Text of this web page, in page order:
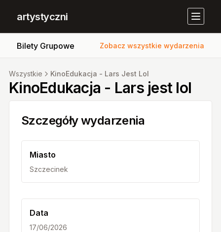
artystyczni
Bilety Grupowe Zobacz wszystkie wydarzenia
Wszystkie KinoEdukacja - Lars Jest Lol
KinoEdukacja - Lars jest lol
Szczegóły wydarzenia
Miasto
Szczecinek
Data
17/06/2026